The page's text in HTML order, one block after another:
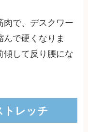
肉で、デスクワー
で硬くなりま
傾して反り腰にな
レッチ